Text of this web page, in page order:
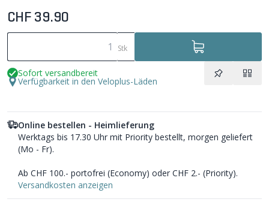
CHF 39.90
Stk
Sofort versandbereit
Verfügbarkeit in den Veloplus-Läden
Online bestellen - Heimlieferung
Werktags bis 17.30 Uhr mit Priority bestellt, morgen geliefert
(Mo - Fr).
Ab CHF 100.- portofrei (Economy) oder CHF 2.- (Priority).
Versandkosten anzeigen